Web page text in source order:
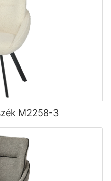
M2258-3